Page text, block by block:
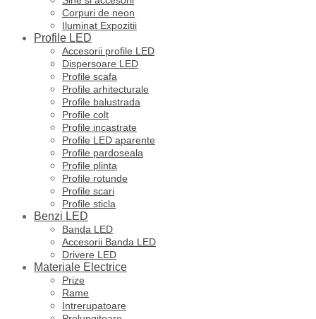
Corpuri de neon
Iluminat Expozitii
Profile LED
Accesorii profile LED
Dispersoare LED
Profile scafa
Profile arhitecturale
Profile balustrada
Profile colt
Profile incastrate
Profile LED aparente
Profile pardoseala
Profile plinta
Profile rotunde
Profile scari
Profile sticla
Benzi LED
Banda LED
Accesorii Banda LED
Drivere LED
Materiale Electrice
Prize
Rame
Intrerupatoare